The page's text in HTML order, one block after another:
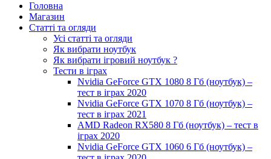
Головна
Магазин
Статті та огляди
Усі статті та огляди
Як вибрати ноутбук
Як вибрати ігровий ноутбук ?
Тести в іграх
Nvidia GeForce GTX 1080 8 Гб (ноутбук) –
тест в іграх 2020
Nvidia GeForce GTX 1070 8 Гб (ноутбук) –
тест в іграх 2021
AMD Radeon RX580 8 Гб (ноутбук) – тест в
іграх 2020
Nvidia GeForce GTX 1060 6 Гб (ноутбук) –